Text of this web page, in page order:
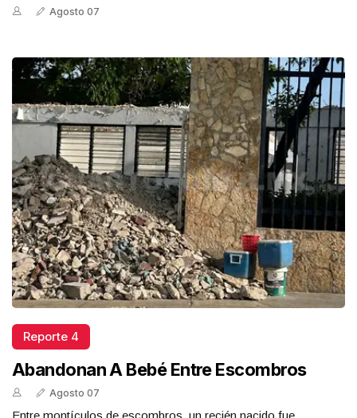
Agosto 07
Reporte 4
Abandonan A Bebé Entre Escombros
Agosto 07